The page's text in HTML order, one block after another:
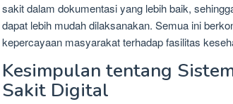
sakit dalam dokumentasi yang lebih baik,
dapat lebih mudah dilaksanakan. Semua ini
kepercayaan masyarakat terhadap fasilitas
Kesimpulan tentang
Sakit Digital